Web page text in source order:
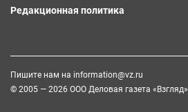
Редакционная политика
Пишите нам на information@vz.ru
© 2005 — 2026 ООО Деловая газета «Взгляд»